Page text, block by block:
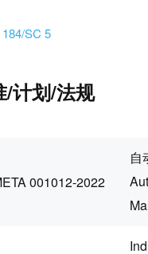
SC 5
/计划/法规
001012-2022
自